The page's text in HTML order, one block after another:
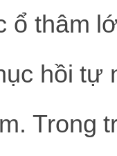
ổ thâm
hồi tự
Trong